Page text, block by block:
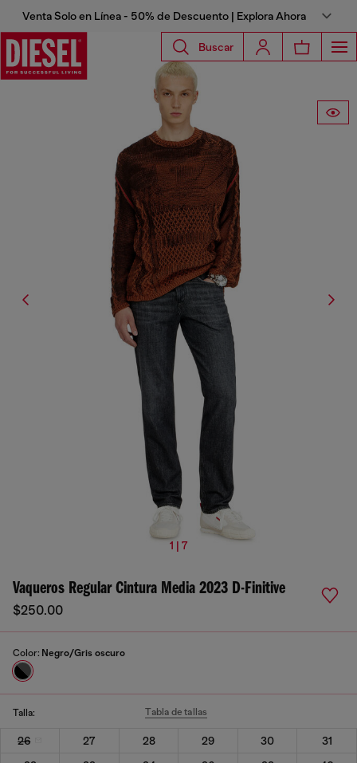
Venta Solo en Línea - 50% de Descuento | Explora Ahora
Buscar
1 | 7
Vaqueros Regular Cintura Media 2023 D-Finitive
$250.00
Color: Negro/Gris oscuro
Talla: Tabla de tallas
26 27 28 29 30
31